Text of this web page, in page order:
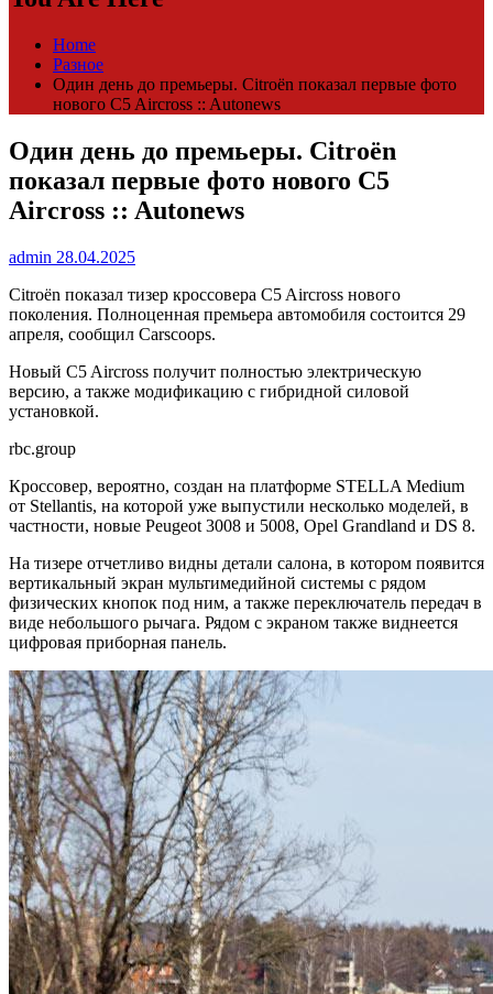
Home
Разное
Один день до премьеры. Citroёn показал первые фото
нового C5 Aircross :: Autonews
Один день до премьеры. Citroёn
показал первые фото нового C5
Aircross :: Autonews
admin 28.04.2025
Citroёn показал тизер кроссовера C5 Aircross нового
поколения. Полноценная премьера автомобиля состоится 29
апреля, сообщил Carscoops.
Новый C5 Aircross получит полностью электрическую
версию, а также модификацию с гибридной силовой
установкой.
rbc.group
Кроссовер, вероятно, создан на платформе STELLA Medium
от Stellantis, на которой уже выпустили несколько моделей, в
частности, новые Peugeot 3008 и 5008, Opel Grandland и DS 8.
На тизере отчетливо видны детали салона, в котором появится
вертикальный экран мультимедийной системы с рядом
физических кнопок под ним, а также переключатель передач в
виде небольшого рычага. Рядом с экраном также виднеется
цифровая приборная панель.